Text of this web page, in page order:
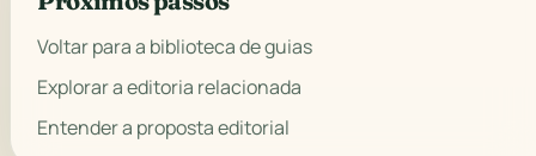
Voltar para a biblioteca de guias
Explorar a editoria relacionada
Entender a proposta editorial